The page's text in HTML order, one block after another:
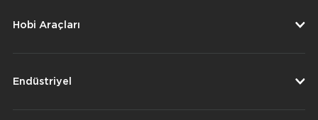
Hobi Araçları
Endüstriyel